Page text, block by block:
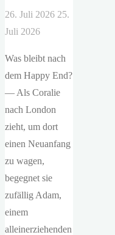
26. Juli 2026 25.
Juli 2026
Was bleibt nach
dem Happy End?
— Als Coralie
nach London
zieht, um dort
einen Neuanfang
zu wagen,
begegnet sie
zufällig Adam,
einem
alleinerziehenden